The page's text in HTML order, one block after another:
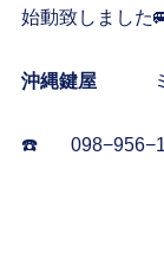
始動致しました
沖縄鍵屋 ミヤ
☎️